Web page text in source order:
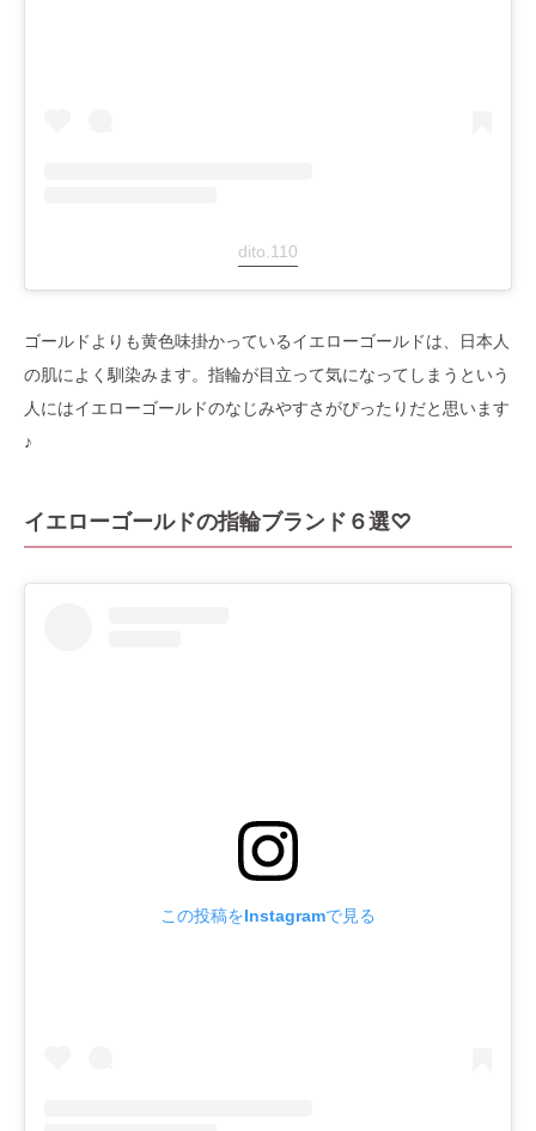
dito.110
ゴールドよりも黄色味掛かっているイエローゴールドは、日本人
の肌によく馴染みます。指輪が目立って気になってしまうという
人にはイエローゴールドのなじみやすさがぴったりだと思います
♪
イエローゴールドの指輪ブランド６選♡
この投稿をInstagramで見る